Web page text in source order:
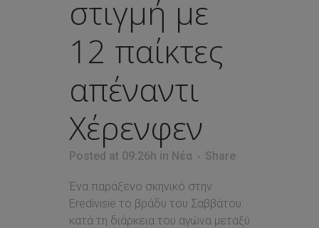
στιγμή με
12 παίκτες
απέναντι
Χέρενφεν
Posted at 09:26h in Νέα Share
Ένα παράξενο σκηνικό στην
Eredivisie το βράδυ του Σαββάτου:
κατά τη διάρκεια του αγώνα μεταξύ